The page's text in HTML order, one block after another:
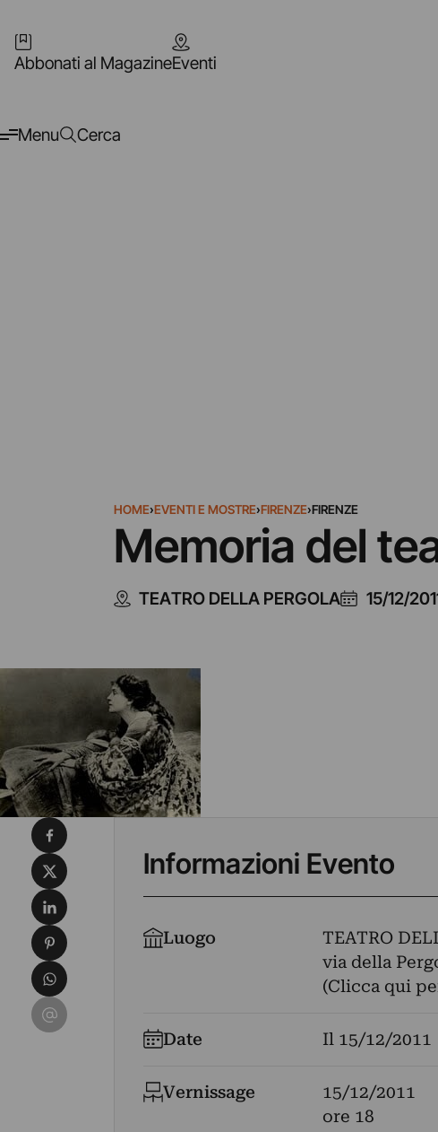
Abbonati al MagazineEventi
Menu Cerca
HOME›EVENTI E MOSTRE›FIRENZE›FIRENZE
Memoria del
TEATRO DELLA PERGOLA 15/12/
Informazioni Evento
Luogo
TEATRO
via della
(Clicca qui
Date Il 15/12/2011
Vernissage
15/12/2011
ore 18
Condividi su Facebook
Condividi su X
Condividi su LinkedIn
Condividi su Pinterest
Condividi su WhatsApp
Condividi su Email